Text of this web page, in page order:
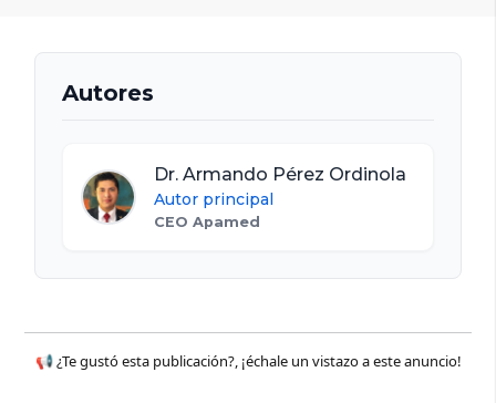
Autores
Dr. Armando Pérez Ordinola
Autor principal
CEO Apamed
📢 ¿Te gustó esta publicación?, ¡échale un vistazo a este anuncio!